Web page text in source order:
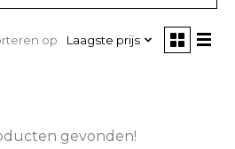
op Laagste prijs
gevonden!